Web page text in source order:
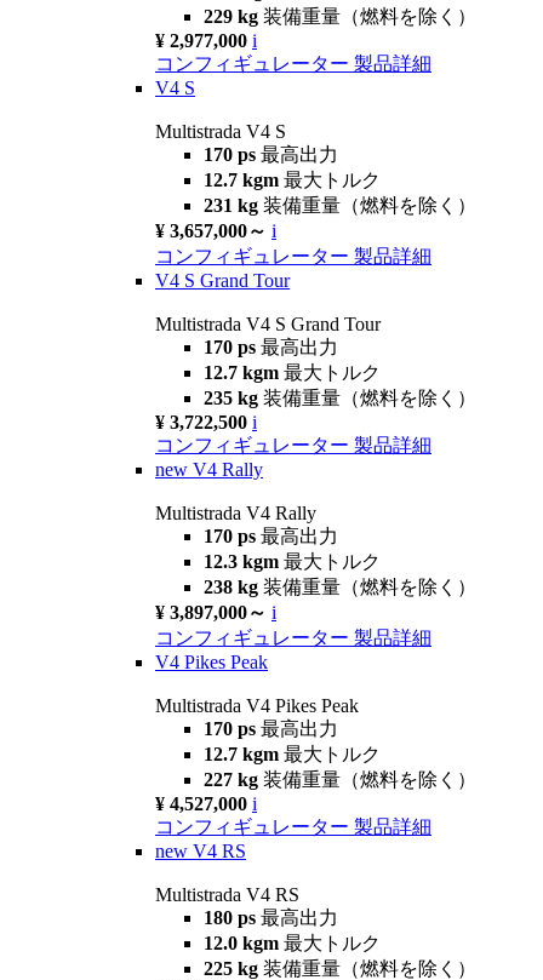
229 kg 装備重量（燃料を除く）
¥ 2,977,000 i
コンフィギュレーター 製品詳細
V4 S
Multistrada V4 S
170 ps 最高出力
12.7 kgm 最大トルク
231 kg 装備重量（燃料を除く）
¥ 3,657,000～ i
コンフィギュレーター 製品詳細
V4 S Grand Tour
Multistrada V4 S Grand Tour
170 ps 最高出力
12.7 kgm 最大トルク
235 kg 装備重量（燃料を除く）
¥ 3,722,500 i
コンフィギュレーター 製品詳細
new V4 Rally
Multistrada V4 Rally
170 ps 最高出力
12.3 kgm 最大トルク
238 kg 装備重量（燃料を除く）
¥ 3,897,000～ i
コンフィギュレーター 製品詳細
V4 Pikes Peak
Multistrada V4 Pikes Peak
170 ps 最高出力
12.7 kgm 最大トルク
227 kg 装備重量（燃料を除く）
¥ 4,527,000 i
コンフィギュレーター 製品詳細
new V4 RS
Multistrada V4 RS
180 ps 最高出力
12.0 kgm 最大トルク
225 kg 装備重量（燃料を除く）